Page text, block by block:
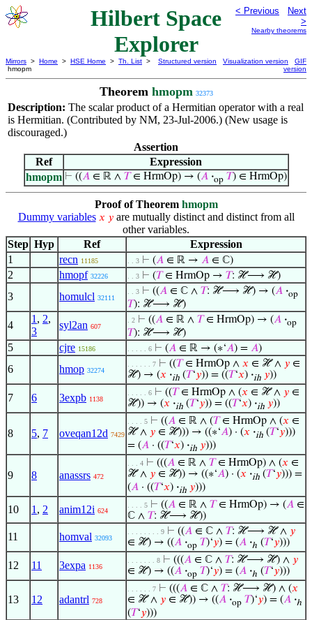
Hilbert Space
Explorer
< Previous
Next
>
Nearby theorems
Mirrors > Home > HSE Home > Th. List >
hmopm
Structured version Visualization version
GIF
version
Theorem hmopm 32373
Description: The scalar product of a Hermitian operator with a real
is Hermitian. (Contributed by NM, 23-Jul-2006.) (New usage is
discouraged.)
Assertion
Ref
Expression
hmopm ⊢ ((𝐴∈ ℝ ∧ 𝑇∈ HrmOp) → (𝐴 ·op 𝑇) ∈ HrmOp)
Proof of Theorem hmopm
Dummy variables 𝑥 𝑦are mutually distinct and distinct from all
other variables.
Step Hyp Ref
Expression
1
recn 11185 . . 3 ⊢ (𝐴 ∈ ℝ → 𝐴 ∈ ℂ)
2 hmopf 32226 . . 3 ⊢ (𝑇∈ HrmOp → 𝑇: ℋ⟶ ℋ)
3 homulcl 32111
. . 3 ⊢ ((𝐴 ∈ ℂ ∧ 𝑇: ℋ⟶ ℋ) → (𝐴 ·op
𝑇): ℋ⟶ ℋ)
4
1 , 2,
3
syl2an 607
. 2 ⊢ ((𝐴 ∈ ℝ ∧ 𝑇∈ HrmOp) → (𝐴 ·op
𝑇): ℋ⟶ ℋ)
5 cjre 15186 . . . . . 6 ⊢ (𝐴 ∈ ℝ → (∗‘𝐴) = 𝐴)
6 hmop 32274
. . . . . . 7 ⊢ ((𝑇∈ HrmOp ∧ 𝑥 ∈ ℋ ∧ 𝑦 ∈
ℋ) → (𝑥 ·ih (𝑇‘𝑦)) = ((𝑇‘𝑥) ·ih 𝑦))
7 6 3expb 1138
. . . . . 6 ⊢ ((𝑇∈ HrmOp ∧ (𝑥 ∈ ℋ ∧ 𝑦 ∈
ℋ)) → (𝑥 ·ih (𝑇‘𝑦)) = ((𝑇‘𝑥) ·ih 𝑦))
8 5, 7 oveqan12d 7429
. . . . 5 ⊢ ((𝐴 ∈ ℝ ∧ (𝑇∈ HrmOp ∧ (𝑥 ∈
ℋ ∧ 𝑦 ∈ ℋ))) → ((∗‘𝐴) · (𝑥 ·ih (𝑇‘𝑦)))
= (𝐴 · ((𝑇‘𝑥) ·ih 𝑦)))
9 8 anassrs 472
. . . 4 ⊢ (((𝐴 ∈ ℝ ∧ 𝑇∈ HrmOp) ∧ (𝑥 ∈
ℋ ∧ 𝑦 ∈ ℋ)) → ((∗‘𝐴) · (𝑥 ·ih (𝑇‘𝑦))) =
(𝐴 · ((𝑇‘𝑥) ·ih 𝑦)))
10 1 , 2 anim12i 624
. . . . 5 ⊢ ((𝐴 ∈ ℝ ∧ 𝑇∈ HrmOp) → (𝐴 ∈
ℂ ∧ 𝑇: ℋ⟶ ℋ))
11 homval 32093
. . . . . . . . 9 ⊢ ((𝐴 ∈ ℂ ∧ 𝑇: ℋ⟶ ℋ ∧ 𝑦
∈ ℋ) → ((𝐴 ·op 𝑇)‘𝑦) = (𝐴 ·ℎ (𝑇‘𝑦)))
12 11 3expa 1136
. . . . . . . 8 ⊢ (((𝐴 ∈ ℂ ∧ 𝑇: ℋ⟶ ℋ) ∧ 𝑦
∈ ℋ) → ((𝐴 ·op 𝑇)‘𝑦) = (𝐴 ·ℎ (𝑇‘𝑦)))
13 12 adantrl 728
. . . . . . 7 ⊢ (((𝐴 ∈ ℂ ∧ 𝑇: ℋ⟶ ℋ) ∧ (𝑥
∈ ℋ ∧ 𝑦 ∈ ℋ)) → ((𝐴 ·op 𝑇)‘𝑦) = (𝐴 ·ℎ
(𝑇‘𝑦)))